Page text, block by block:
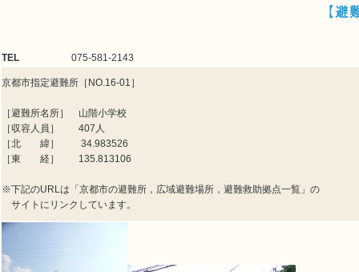
【避
TEL 075-581-2143
京都市指定避難所［NO.16-01］
［避難所名所］ 山階小学校
［収容人員］ 407人
［北 緯］ 34.983526
［東 経］ 135.813106
※下記のURLは「京都市の避難所，広域避難場所，避難救助拠点一覧」の
サイトにリンクしています。